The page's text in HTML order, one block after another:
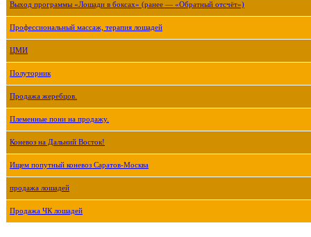
Выход программы «Лошади в боксах» (ранее — «Обратный отсчёт»)
Профессиональный массаж, терапия лошадей
ЦМИ
Полуторник
Продажа жеребцов.
Племенные пони на продажу.
Коневоз на Дальний Восток!
Ищем попутный коневоз Саратов-Москва
продажа лошадей
Продажа ЧК лошадей